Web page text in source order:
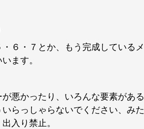
６・７とか、もう完成しているメ
ます。
悪かったり、いろんな要素がある
らっしゃらないでください、みた
入り禁止。